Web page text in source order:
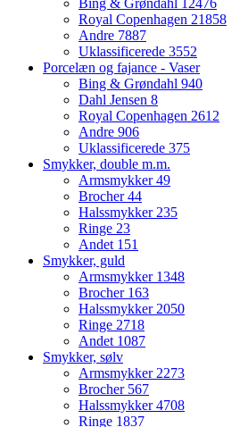
Bing & Grøndahl 12476
Royal Copenhagen 21858
Andre 7887
Uklassificerede 3552
Porcelæn og fajance - Vaser
Bing & Grøndahl 940
Dahl Jensen 8
Royal Copenhagen 2612
Andre 906
Uklassificerede 375
Smykker, double m.m.
Armsmykker49
Brocher44
Halssmykker235
Ringe 23
Andet 151
Smykker, guld
Armsmykker 1348
Brocher 163
Halssmykker2050
Ringe 2718
Andet 1087
Smykker, sølv
Armsmykker2273
Brocher 567
Halssmykker4708
Ringe 1837